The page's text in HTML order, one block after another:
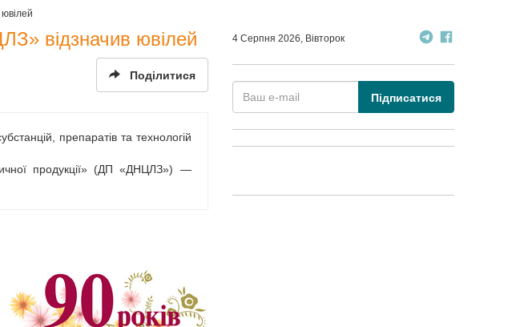
відзначив ювілей
Поділитися
препаратів та технологій
продукції» (ДП «ДНЦЛЗ») —
4 Серпня 2026, Вівторок
Підписатися